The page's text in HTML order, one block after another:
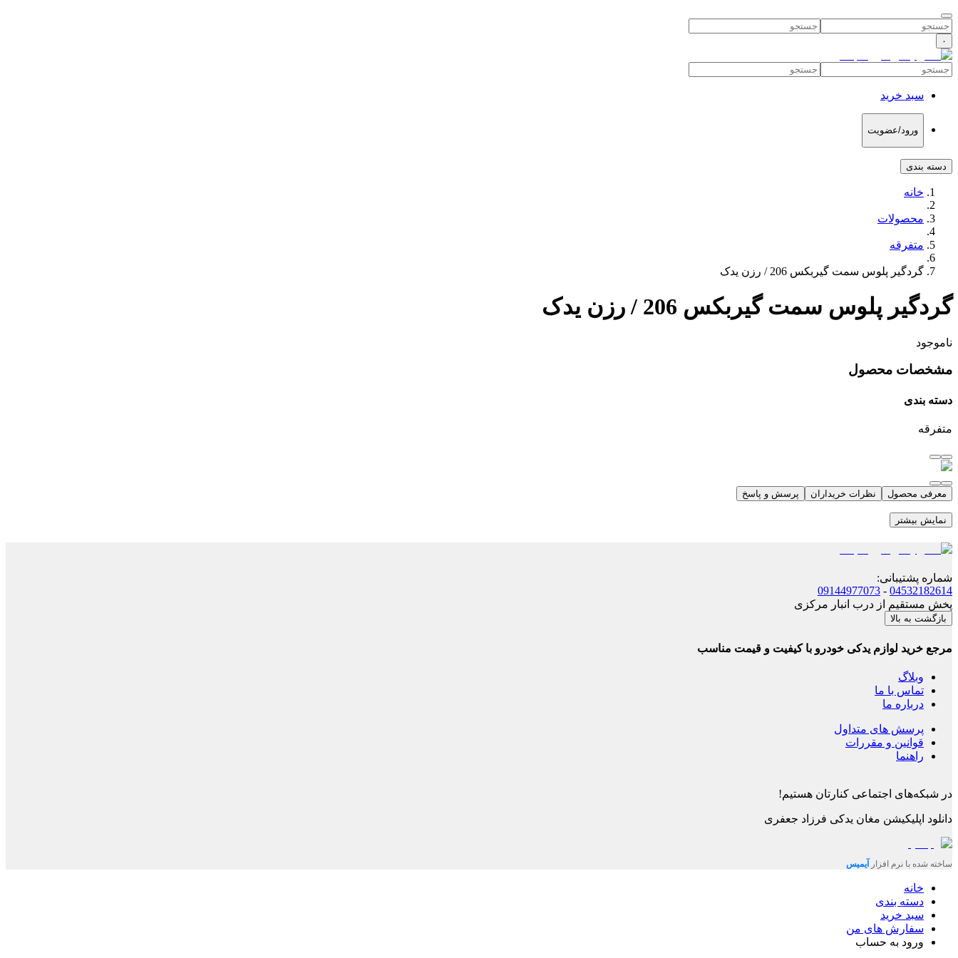
۰
سبد خرید
ورود/عضویت
دسته بندی
خانه
محصولات
متفرقه
گردگیر پلوس سمت گیربکس 206 / رزن یدک
گردگیر پلوس سمت گیربکس 206 / رزن یدک
ناموجود
مشخصات محصول
دسته بندی
متفرقه
معرفی محصول نظرات خریداران پرسش و پاسخ
نمایش بیشتر
شماره پشتیبانی:
04532182614
-
09144977073
پخش مستقیم از درب انبار مرکزی
بازگشت به بالا
مرجع خرید لوازم یدکی خودرو با کیفیت و قیمت مناسب
وبلاگ
تماس با ما
درباره ما
پرسش های متداول
قوانین و مقررات
راهنما
در شبکه‌های اجتماعی کنارتان هستیم!
دانلود اپلیکیشن مغان یدکی فرزاد جعفری
ساخته شده با نرم افزار آیمیس
خانه
دسته بندی
سبد خرید
سفارش های من
ورود به حساب